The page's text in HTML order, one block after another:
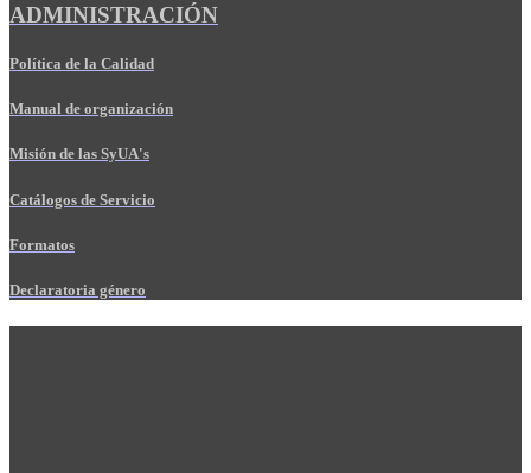
ADMINISTRACIÓN
Política de la Calidad
Manual de organización
Misión de las SyUA's
Catálogos de Servicio
Formatos
Declaratoria género